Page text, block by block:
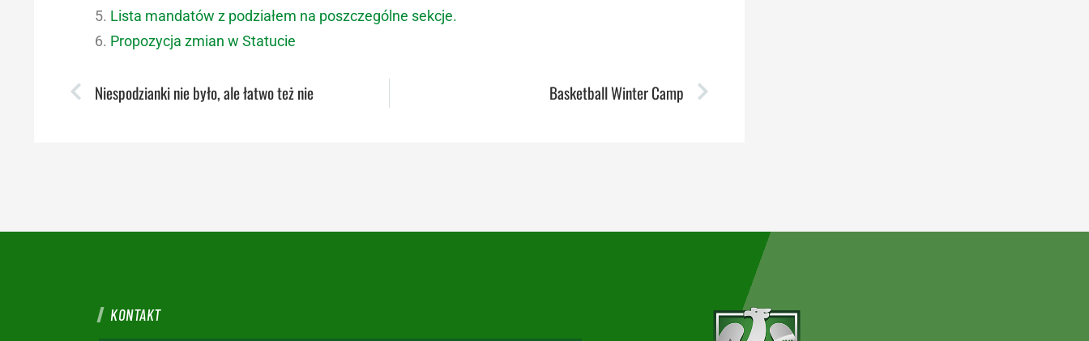
Lista mandatów z podziałem na poszczególne sekcje.
Propozycja zmian w Statucie
Niespodzianki nie było, ale łatwo też nie Basketball Winter Camp
KONTAKT